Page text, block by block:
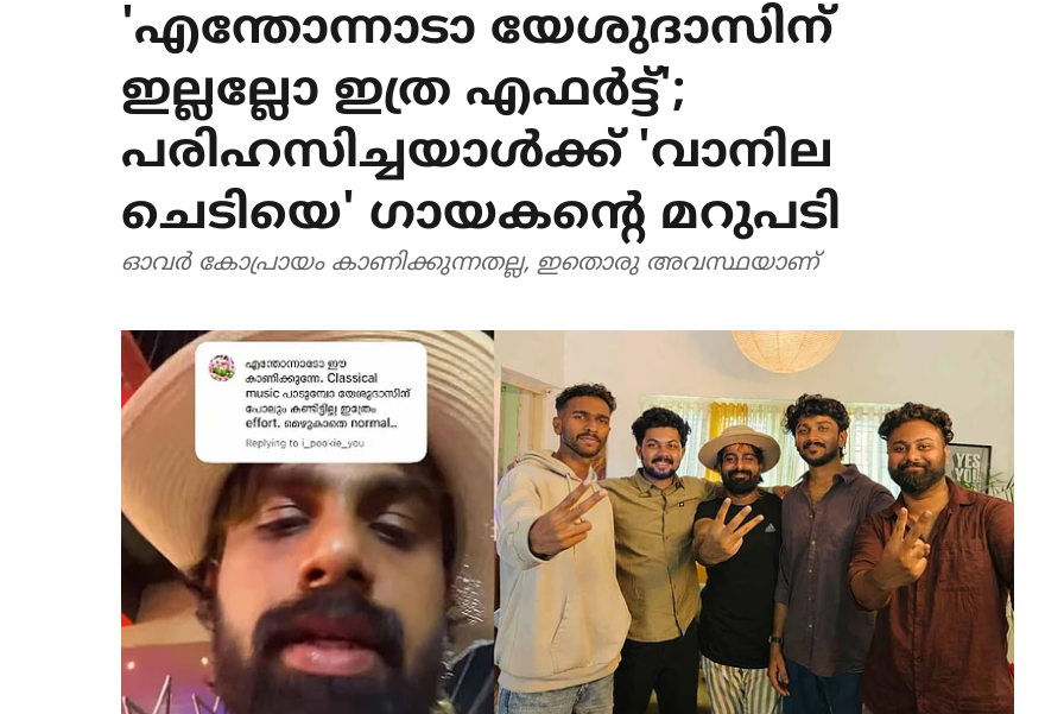
'എന്തോന്നാടാ യേശുദാസിന്
ഇല്ലല്ലോ ഇത്ര എഫര്‍ട്ട്';
പരിഹസിച്ചയാള്‍ക്ക് 'വാനില
ചെടിയെ' ഗായകന്റെ മറുപടി
ഓവര്‍ കോപ്രായം കാണിക്കുന്നതല്ല, ഇതൊരു അവസ്ഥയാണ്